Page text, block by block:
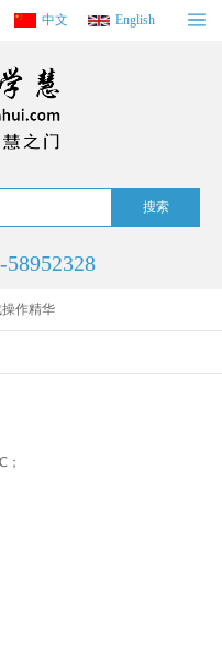
中文 English
作精华
；